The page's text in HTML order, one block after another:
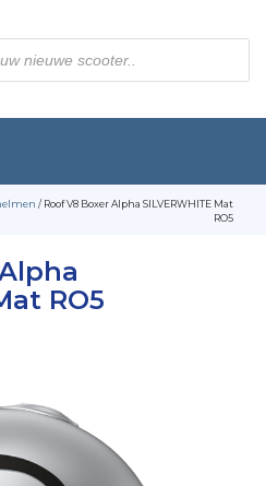
/ Roof V8 Boxer Alpha SILVERWHITE Mat
RO5
RO5